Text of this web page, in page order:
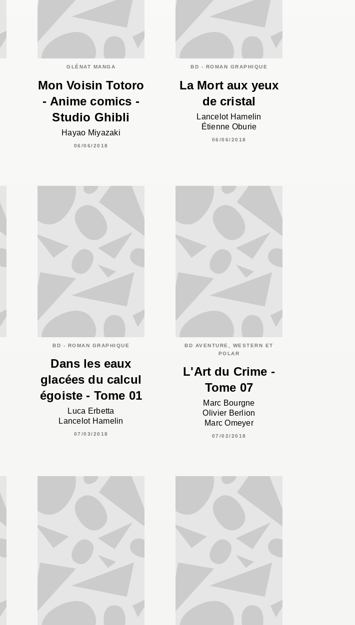
GLÉNAT MANGA
Mon Voisin Totoro
- Anime comics -
Studio Ghibli
Hayao Miyazaki
06/06/2018
BD - ROMAN GRAPHIQUE
La Mort aux yeux
de cristal
Lancelot Hamelin
Étienne Oburie
06/06/2018
BD - ROMAN GRAPHIQUE
Dans les eaux
glacées du calcul
égoiste - Tome 01
Luca Erbetta
Lancelot Hamelin
07/03/2018
BD AVENTURE, WESTERN ET
POLAR
L'Art du Crime -
Tome 07
Marc Bourgne
Olivier Berlion
Marc Omeyer
07/02/2018